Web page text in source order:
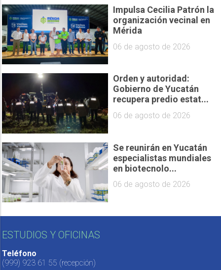
Impulsa Cecilia Patrón la
organización vecinal en
Mérida
06 de agosto de 2026
Orden y autoridad:
Gobierno de Yucatán
recupera predio estat...
06 de agosto de 2026
Se reunirán en Yucatán
especialistas mundiales
en biotecnolo...
06 de agosto de 2026
ESTUDIOS Y OFICINAS
Teléfono
(999) 923 61 55 (recepción)